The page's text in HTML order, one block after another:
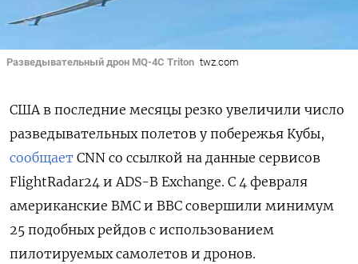
Разведывательный дрон MQ-4C Triton twz.com
США в последние месяцы резко увеличили число
разведывательных полетов у побережья Кубы,
сообщает CNN со ссылкой на данные сервисов
FlightRadar24 и ADS-B Exchange. С 4 февраля
американские ВМС и ВВС совершили минимум
25 подобных рейдов с использованием
пилотируемых самолетов и дронов.